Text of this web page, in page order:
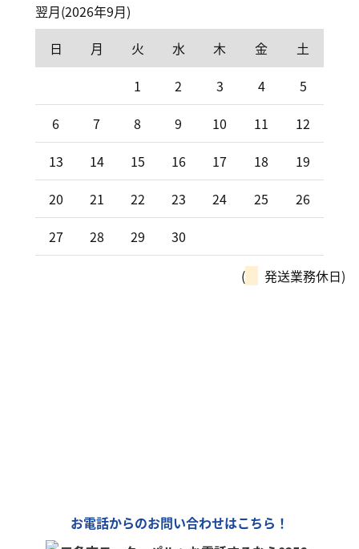
翌月(2026年9月)
日
月 火 水 木 金
土
1
2 3 4
5
6
7 8 9 10 11
12
13
14 15 16 17 18
19
20
21 22 23 24 25
26
27
28 29 30
( 発送業務休日)
お電話からのお問い合わせはこちら！